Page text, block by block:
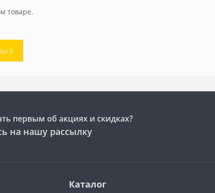
товаре.
первым об акциях и скидках?
на нашу рассылку
Каталог